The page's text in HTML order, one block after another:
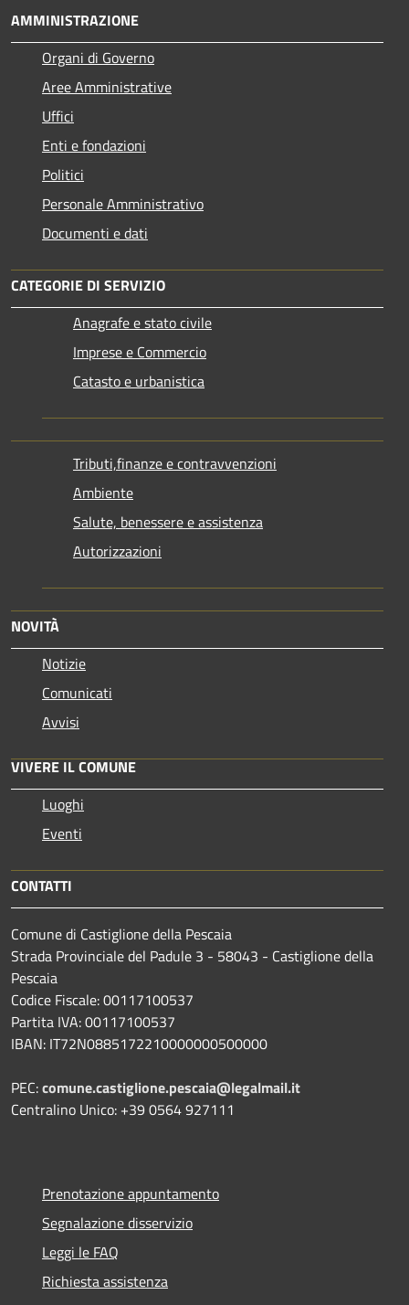
AMMINISTRAZIONE
Organi di Governo
Aree Amministrative
Uffici
Enti e fondazioni
Politici
Personale Amministrativo
Documenti e dati
CATEGORIE DI SERVIZIO
Anagrafe e stato civile
Imprese e Commercio
Catasto e urbanistica
Tributi,finanze e contravvenzioni
Ambiente
Salute, benessere e assistenza
Autorizzazioni
NOVITÀ
Notizie
Comunicati
Avvisi
VIVERE IL COMUNE
Luoghi
Eventi
CONTATTI
Comune di Castiglione della Pescaia
Strada Provinciale del Padule 3 - 58043 - Castiglione della
Pescaia
Codice Fiscale: 00117100537
Partita IVA: 00117100537
IBAN: IT72N0885172210000000500000
PEC:comune.castiglione.pescaia@legalmail.it
Centralino Unico: +39 0564 927111
Prenotazione appuntamento
Segnalazione disservizio
Leggi le FAQ
Richiesta assistenza